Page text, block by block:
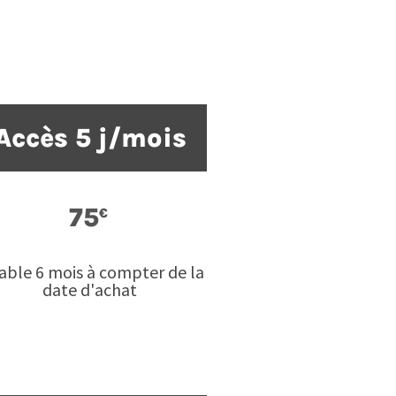
5 j/mois
75€
6 mois à compter de la
date d'achat